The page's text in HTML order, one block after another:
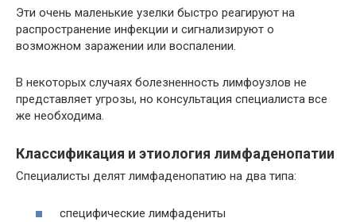
Эти очень маленькие узелки быстро реагируют на
распространение инфекции и сигнализируют о
возможном заражении или воспалении.
В некоторых случаях болезненность лимфоузлов не
представляет угрозы, но консультация специалиста все
же необходима.
Классификация и этиология лимфаденопатии
Специалисты делят лимфаденопатию на два типа:
специфические лимфадениты